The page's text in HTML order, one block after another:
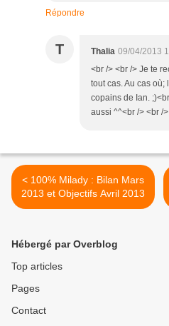
Répondre
T Thalia 09/04/2013
<br /> <br /> Je te
tout cas. Au cas où;
copains de Ian.
aussi ^^<br /> <br /
< 100% Milady : Bilan Mars
2013 et Objectifs Avril 2013
Hébergé par Overblog
Top articles
Pages
Contact